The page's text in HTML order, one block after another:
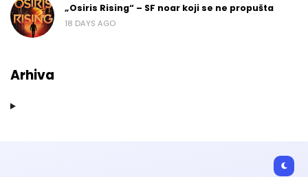
„Osiris Rising“ – SF noar koji se ne propušta
18 DAYS AGO
Arhiva